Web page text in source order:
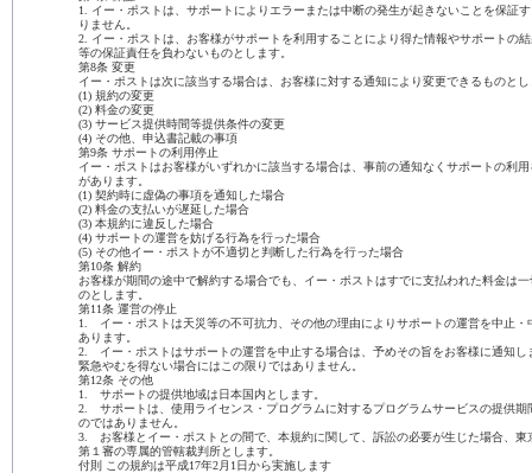
1. イー・ポストは、サポートによりエラーまたは中断の発生が起きないことを保証
りません。
2. イー・ポストは、お客様がサポートを利用することにより得た情報やサポートの
等の保証責任を負わないものとします。
第8条 変更
イー・ポストは次に該当する場合は、お客様に対する通知により変更できるものとし
(1) 規約の変更
(2) 料金の変更
(3) サービス提供時間等提供条件の変更
(4) その他、申込書記載の事項
第9条 サポートの利用停止
イー・ポストはお客様がいずれかに該当する場合は、事前の通知なくサポートの利
があります。
(1) 契約時に虚偽の事項を通知した場合
(2) 料金の支払いが遅延した場合
(3) 本規約に違反した場合
(4) サポートの運営を妨げる行為を行った場合
(5) その他イー・ポストが不適切と判断した行為を行った場合
第10条 解約
お客様が期間の途中で解約する場合でも、イー・ポストはすでに支払われた料金は
のとします。
第11条 運営の停止
1. イー・ポストは天災等の不可抗力、その他の理由によりサポートの運営を中止・
あります。
2. イー・ポストはサポートの運営を中止する場合は、予めその旨をお客様に通知し
緊急やむを得ない場合にはこの限りではありません。
第12条 その他
1. サポートの提供地域は日本国内とします。
2. サポートは、使用ライセンス・プログラムに対するプログラムサービスの提供期
のではありません。
3. お客様とイー・ポストとの間で、本規約に関して、訴訟の必要が生じた場合、東
第１審の専属的管轄裁判所とします。
付則 この規約は平成17年2月1日から実施します